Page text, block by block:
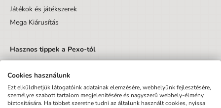
Játékok és játékszerek
Mega Kiárusítás
Hasznos tippek a Pexo-tól
Cookies használunk
Ezt elküldhetjük látogatóink adatainak elemzésére, webhelyünk fejlesztésére,
személyre szabott tartalom megjelenítésére és nagyszerű webhely-élmény
biztosítására. Ha többet szeretne tudni az általunk használt cookies, nyissa